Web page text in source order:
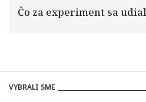
Čo za experiment sa
VYBRALI SME